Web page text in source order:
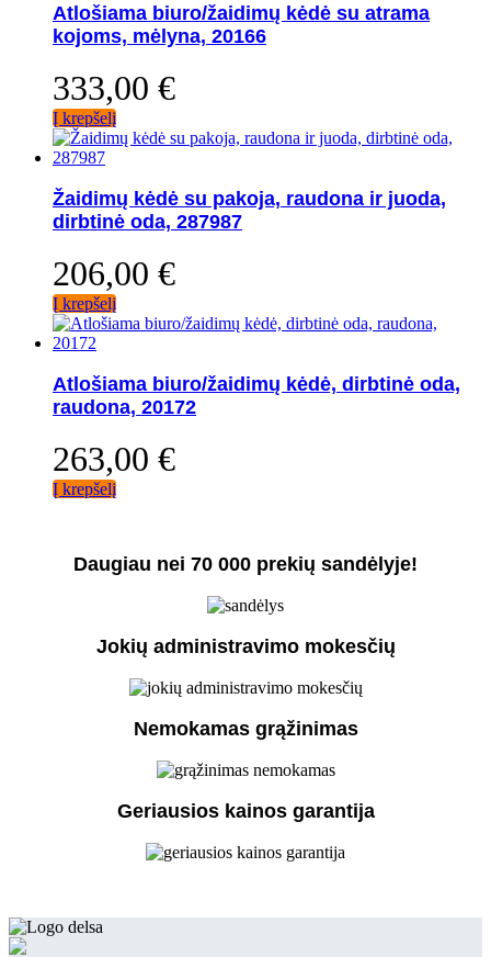
Atlošiama biuro/žaidimų kėdė su atrama
kojoms, mėlyna, 20166
333,00 €
Į krepšelį
Žaidimų kėdė su pakoja, raudona ir juoda,
dirbtinė oda, 287987
206,00 €
Į krepšelį
Atlošiama biuro/žaidimų kėdė, dirbtinė oda,
raudona, 20172
263,00 €
Į krepšelį
Daugiau nei 70 000 prekių sandėlyje!
Jokių administravimo mokesčių
Nemokamas grąžinimas
Geriausios kainos garantija